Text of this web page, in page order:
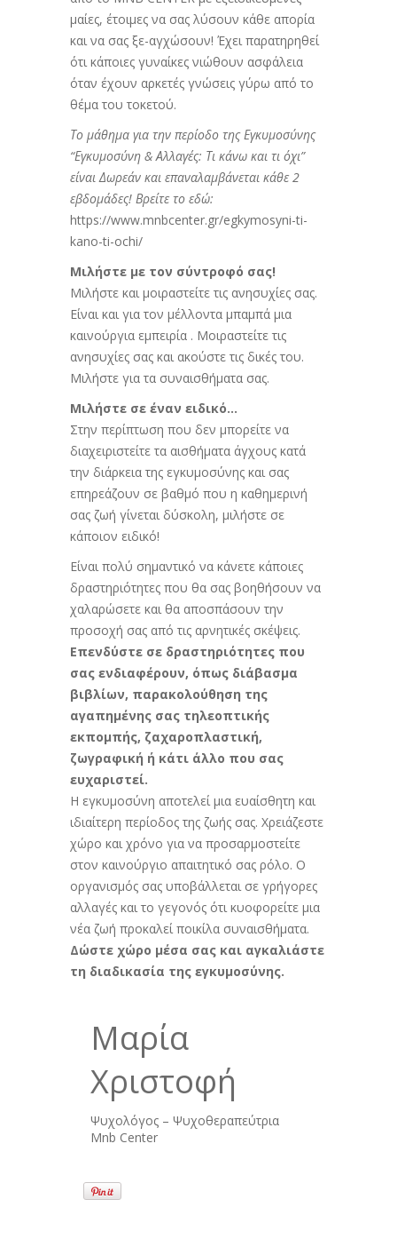
μαίες, έτοιμες να σας λύσουν κάθε απορία
και να σας ξε-αγχώσουν! Έχει παρατηρηθεί
ότι κάποιες γυναίκες νιώθουν ασφάλεια
όταν έχουν αρκετές γνώσεις γύρω από το
θέμα του τοκετού.
Το μάθημα για την περίοδο της Εγκυμοσύνης
“Εγκυμοσύνη & Αλλαγές: Τι κάνω και τι όχι”
είναι Δωρεάν και επαναλαμβάνεται κάθε 2
εβδομάδες! Βρείτε το εδώ:
https://www.mnbcenter.gr/egkymosyni-ti-
kano-ti-ochi/
Μιλήστε με τον σύντροφό σας!
Μιλήστε και μοιραστείτε τις ανησυχίες σας.
Είναι και για τον μέλλοντα μπαμπά μια
καινούργια εμπειρία . Μοιραστείτε τις
ανησυχίες σας και ακούστε τις δικές του.
Μιλήστε για τα συναισθήματα σας.
Μιλήστε σε έναν ειδικό…
Στην περίπτωση που δεν μπορείτε να
διαχειριστείτε τα αισθήματα άγχους κατά
την διάρκεια της εγκυμοσύνης και σας
επηρεάζουν σε βαθμό που η καθημερινή
σας ζωή γίνεται δύσκολη, μιλήστε σε
κάποιον ειδικό!
Είναι πολύ σημαντικό να κάνετε κάποιες
δραστηριότητες που θα σας βοηθήσουν να
χαλαρώσετε και θα αποσπάσουν την
προσοχή σας από τις αρνητικές σκέψεις.
Επενδύστε σε δραστηριότητες που
σας ενδιαφέρουν, όπως διάβασμα
βιβλίων, παρακολούθηση της
αγαπημένης σας τηλεοπτικής
εκπομπής, ζαχαροπλαστική,
ζωγραφική ή κάτι άλλο που σας
ευχαριστεί.
Η εγκυμοσύνη αποτελεί μια ευαίσθητη και
ιδιαίτερη περίοδος της ζωής σας. Χρειάζεστε
χώρο και χρόνο για να προσαρμοστείτε
στον καινούργιο απαιτητικό σας ρόλο. Ο
οργανισμός σας υποβάλλεται σε γρήγορες
αλλαγές και το γεγονός ότι κυοφορείτε μια
νέα ζωή προκαλεί ποικίλα συναισθήματα.
Δώστε χώρο μέσα σας και αγκαλιάστε
τη διαδικασία της εγκυμοσύνης.
Μαρία
Χριστοφή
Ψυχολόγος – Ψυχοθεραπεύτρια
Mnb Center